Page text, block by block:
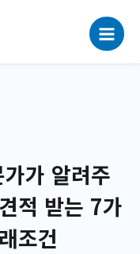
가 알려주
적 받는 7가
조건